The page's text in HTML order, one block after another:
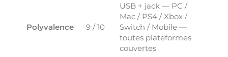
Polyvalence 9 / 10
USB + jack — PC /
Mac / PS4 / Xbox /
Switch / Mobile —
toutes plateformes
couvertes